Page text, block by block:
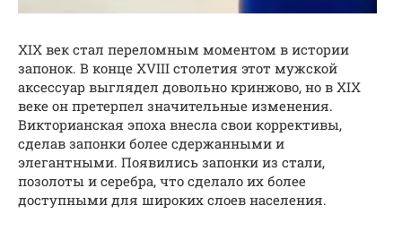
XIX век стал переломным моментом в истории
запонок. В конце XVIII столетия этот мужской
аксессуар выглядел довольно кринжово, но в XIX
веке он претерпел значительные изменения.
Викторианская эпоха внесла свои коррективы,
сделав запонки более сдержанными и
элегантными. Появились запонки из стали,
позолоты и серебра, что сделало их более
доступными для широких слоев населения.